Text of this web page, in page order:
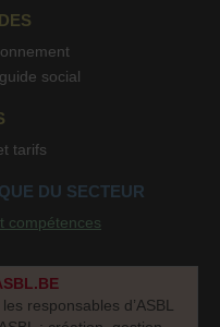
social
tarifs
DU SECTEUR
compétences
responsables d’ASBL